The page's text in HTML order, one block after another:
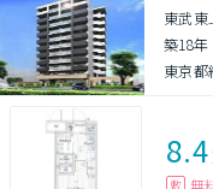
東武
築18年
東京都
8.4
敷 無